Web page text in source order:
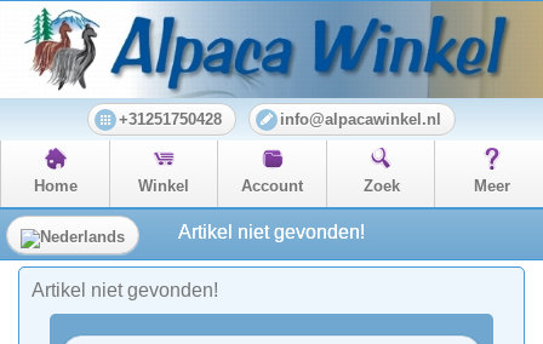
+31251750428 info@alpacawinkel.nl
Home Winkel Account Zoek Meer
Artikel niet gevonden!
Artikel niet gevonden!